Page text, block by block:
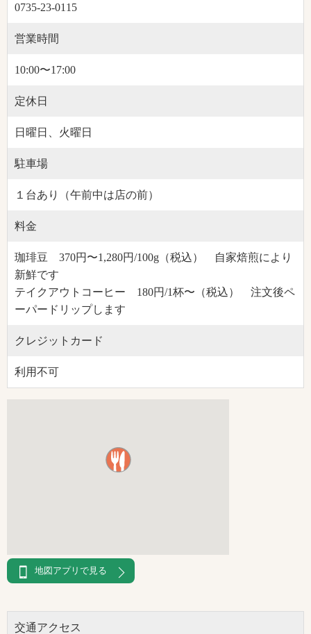
0735-23-0115
営業時間
10:00〜17:00
定休日
日曜日、火曜日
駐車場
１台あり（午前中は店の前）
料金
珈琲豆 370円〜1,280円/100g（税込） 自家焙煎により
新鮮です
テイクアウトコーヒー 180円/1杯〜（税込） 注文後ペ
ーパードリップします
クレジットカード
利用不可
地図アプリで見る
交通アクセス